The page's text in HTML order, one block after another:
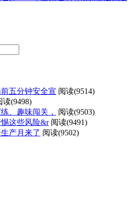
五分钟安全宣 阅读(9514)
读(9498)
、趣味闯关，
阅读(9503)
这些风险&r 阅读(9491)
产月来了 阅读(9502)